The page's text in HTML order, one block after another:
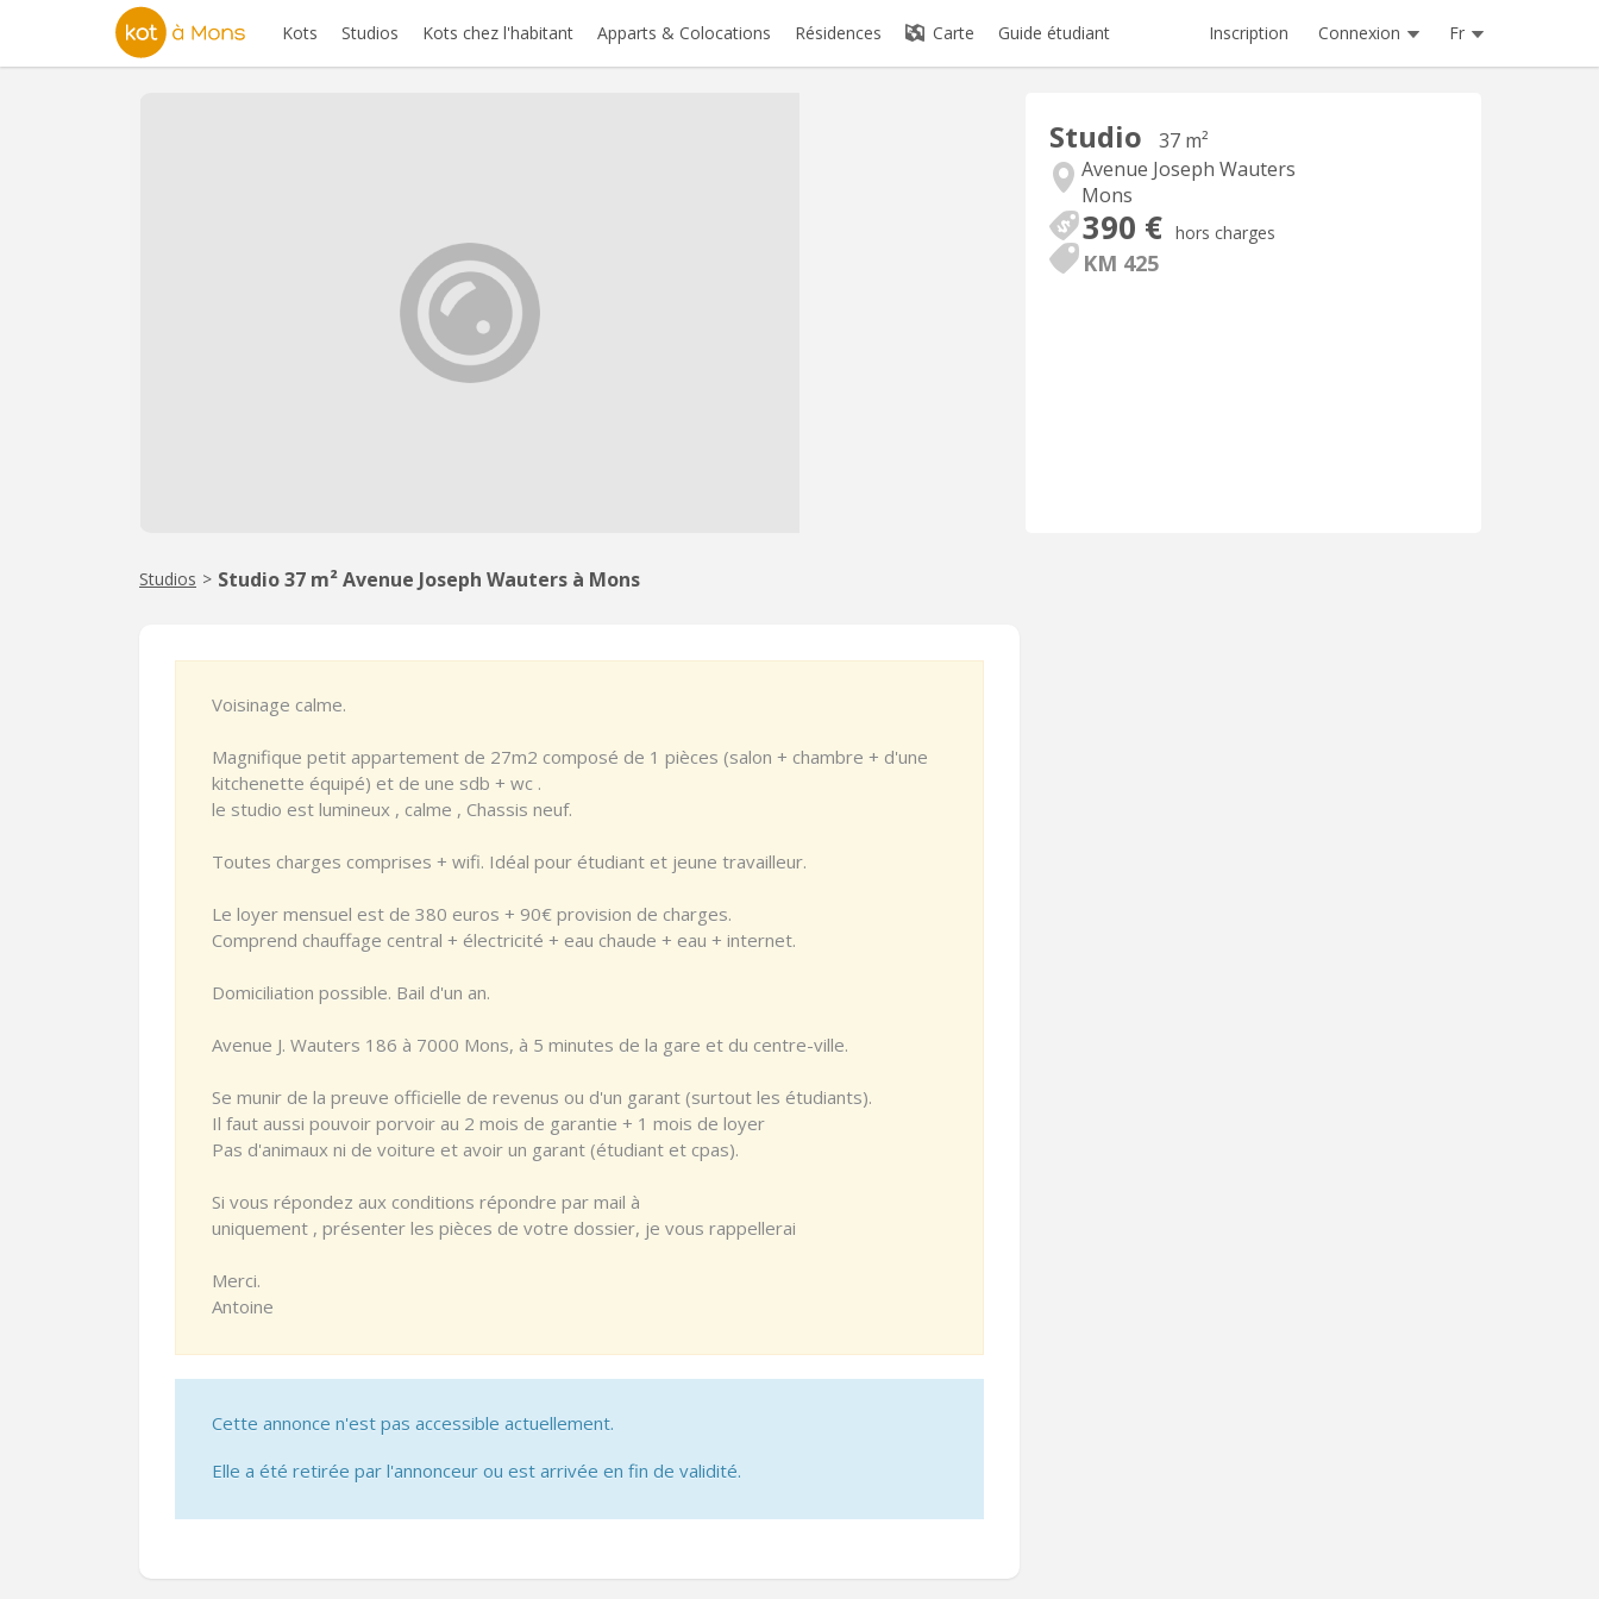
Kots Studios Kots chez l'habitant Apparts & Colocations Résidences Carte Guide étudiant Inscription Connexion Fr
Studio
37 m²
Avenue Joseph Wauters
Mons
390 € hors charges
KM 425
Studios > Studio 37 m² Avenue Joseph Wauters à Mons
Voisinage calme.
Magnifique petit appartement de 27m2 composé de 1 pièces (salon + chambre + d'une
kitchenette équipé) et de une sdb + wc .
le studio est lumineux , calme , Chassis neuf.
Toutes charges comprises + wifi. Idéal pour étudiant et jeune travailleur.
Le loyer mensuel est de 380 euros + 90€ provision de charges.
Comprend chauffage central + électricité + eau chaude + eau + internet.
Domiciliation possible. Bail d'un an.
Avenue J. Wauters 186 à 7000 Mons, à 5 minutes de la gare et du centre-ville.
Se munir de la preuve officielle de revenus ou d'un garant (surtout les étudiants).
Il faut aussi pouvoir porvoir au 2 mois de garantie + 1 mois de loyer
Pas d'animaux ni de voiture et avoir un garant (étudiant et cpas).
Si vous répondez aux conditions répondre par mail à
uniquement , présenter les pièces de votre dossier, je vous rappellerai
Merci.
Antoine
Cette annonce n'est pas accessible actuellement.
Elle a été retirée par l'annonceur ou est arrivée en fin de validité.